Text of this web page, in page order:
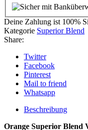
Deine Zahlung ist 100%
Kategorie Superior Blend
Share:
Twitter
Facebook
Pinterest
Mail to friend
Whatsapp
Beschreibung
Orange Superior Blend